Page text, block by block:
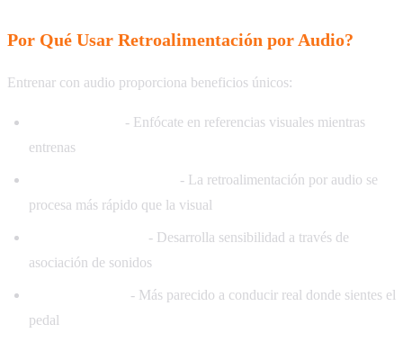
Por Qué Usar Retroalimentación por Audio?
Entrenar con audio proporciona beneficios únicos:
- Enfócate en referencias visuales mientras
entrenas
- La retroalimentación por audio se
procesa más rápido que la visual
- Desarrolla sensibilidad a través de
asociación de sonidos
- Más parecido a conducir real donde sientes el
pedal